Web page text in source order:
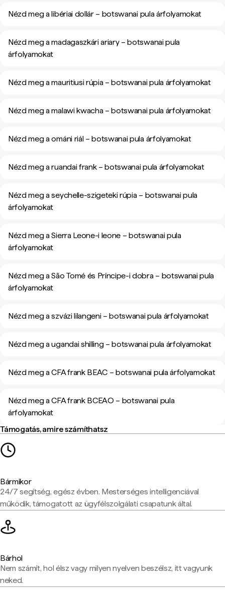
Nézd meg a libériai dollár – botswanai pula árfolyamokat
Nézd meg a madagaszkári ariary – botswanai pula
árfolyamokat
Nézd meg a mauritiusi rúpia – botswanai pula árfolyamokat
Nézd meg a malawi kwacha – botswanai pula árfolyamokat
Nézd meg a ománi riál – botswanai pula árfolyamokat
Nézd meg a ruandai frank – botswanai pula árfolyamokat
Nézd meg a seychelle-szigeteki rúpia – botswanai pula
árfolyamokat
Nézd meg a Sierra Leone-i leone – botswanai pula
árfolyamokat
Nézd meg a São Tomé és Príncipe-i dobra – botswanai pula
árfolyamokat
Nézd meg a szvázi lilangeni – botswanai pula árfolyamokat
Nézd meg a ugandai shilling – botswanai pula árfolyamokat
Nézd meg a CFA frank BEAC – botswanai pula árfolyamokat
Nézd meg a CFA frank BCEAO – botswanai pula
árfolyamokat
Támogatás, amire számíthatsz
Bármikor
24/7 segítség, egész évben. Mesterséges intelligenciával
működik, támogatott az ügyfélszolgálati csapatunk által.
Bárhol
Nem számít, hol élsz vagy milyen nyelven beszélsz, itt vagyunk
neked.